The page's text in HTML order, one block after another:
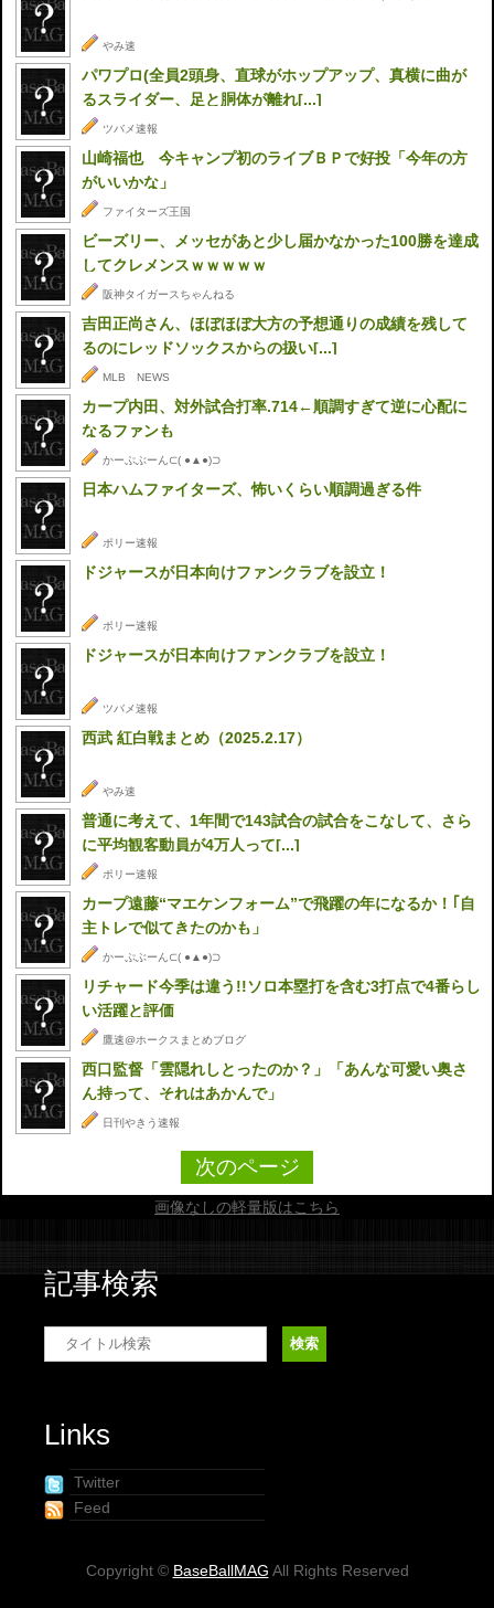
やみ速
パワプロ(全員2頭身、直球がホップアップ、真横に曲が
るスライダー、足と胴体が離れ[...]
ツバメ速報
山崎福也 今キャンプ初のライブＢＰで好投「今年の方
がいいかな」
ファイターズ王国
ビーズリー、メッセがあと少し届かなかった100勝を達成
してクレメンスｗｗｗｗｗ
阪神タイガースちゃんねる
吉田正尚さん、ほぼほぼ大方の予想通りの成績を残して
るのにレッドソックスからの扱い[...]
MLB NEWS
カープ内田、対外試合打率.714←順調すぎて逆に心配に
なるファンも
かーぷぶーん⊂( ●▲●)⊃
日本ハムファイターズ、怖いくらい順調過ぎる件
ポリー速報
ドジャースが日本向けファンクラブを設立！
ポリー速報
ドジャースが日本向けファンクラブを設立！
ツバメ速報
西武 紅白戦まとめ（2025.2.17）
やみ速
普通に考えて、1年間で143試合の試合をこなして、さら
に平均観客動員が4万人って[...]
ポリー速報
カープ遠藤“マエケンフォーム”で飛躍の年になるか！｢自
主トレで似てきたのかも」
かーぷぶーん⊂( ●▲●)⊃
リチャード今季は違う!!ソロ本塁打を含む3打点で4番らし
い活躍と評価
鷹速@ホークスまとめブログ
西口監督「雲隠れしとったのか？」「あんな可愛い奥さ
ん持って、それはあかんで」
日刊やきう速報
次のページ
画像なしの軽量版はこちら
記事検索
Links
Twitter
Feed
Copyright © BaseBallMAG All Rights Reserved